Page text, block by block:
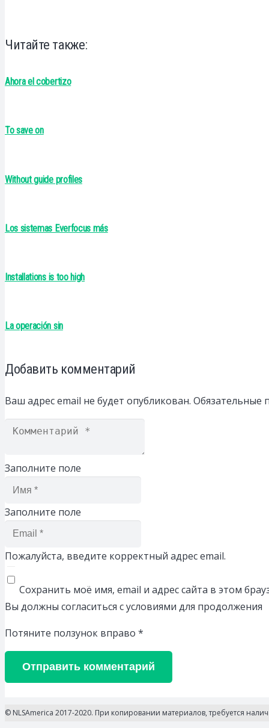
Читайте также:
Ahora el cobertizo
To save on
Without guide profiles
Los sistemas Everfocus más
Installations is too high
La operación sin
Добавить комментарий
Ваш адрес email не будет опубликован. Обязательные
Заполните поле
Заполните поле
Пожалуйста, введите корректный адрес email.
Сохранить моё имя, email и адрес сайта в этом
Вы должны согласиться с условиями для продолжения
Потяните ползунок вправо *
Отправить комментарий
© NLSAmerica 2017-2020. При копировании материалов, требуется